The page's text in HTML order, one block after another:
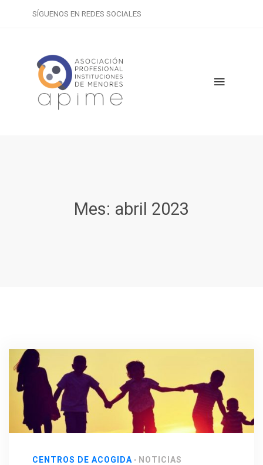
SÍGUENOS EN REDES SOCIALES
Mes: abril 2023
CENTROS DE ACOGIDA NOTICIAS